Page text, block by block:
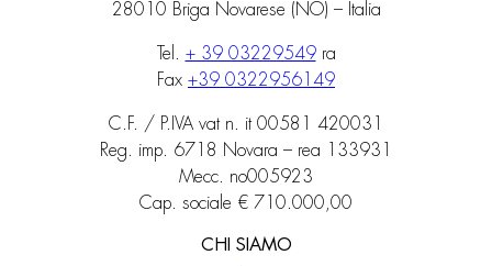
28010 Briga Novarese (NO) – Italia
Tel. + 39 03229549ra
Fax +39 0322956149
C.F. / P.IVA vat n. it 00581 420031
Reg. imp. 6718 Novara – rea 133931
Mecc. no005923
Cap. sociale € 710.000,00
CHI SIAMO